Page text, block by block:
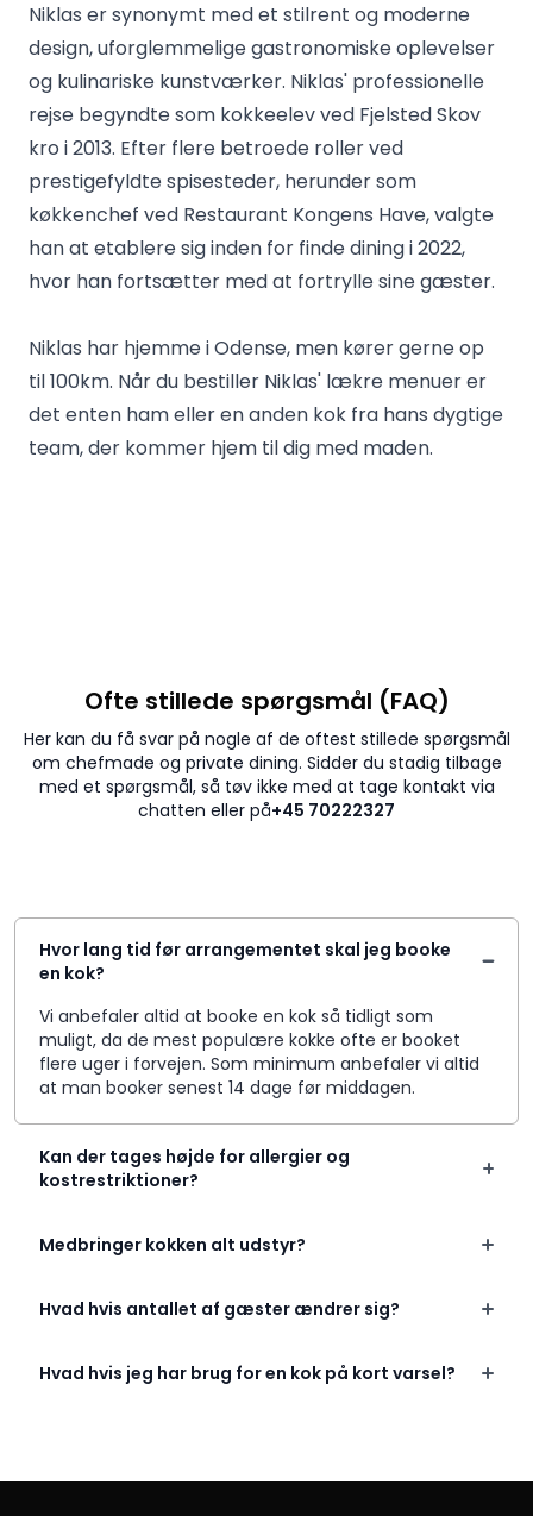
Niklas er synonymt med et stilrent og moderne
design, uforglemmelige gastronomiske oplevelser
og kulinariske kunstværker. Niklas' professionelle
rejse begyndte som kokkeelev ved Fjelsted Skov
kro i 2013. Efter flere betroede roller ved
prestigefyldte spisesteder, herunder som
køkkenchef ved Restaurant Kongens Have, valgte
han at etablere sig inden for finde dining i 2022,
hvor han fortsætter med at fortrylle sine gæster.
Niklas har hjemme i Odense, men kører gerne op
til 100km. Når du bestiller Niklas' lækre menuer er
det enten ham eller en anden kok fra hans dygtige
team, der kommer hjem til dig med maden.
Ofte stillede spørgsmål (FAQ)
Her kan du få svar på nogle af de oftest stillede spørgsmål
om chefmade og private dining. Sidder du stadig tilbage
med et spørgsmål, så tøv ikke med at tage kontakt via
chatten eller på+45 70222327
Hvor lang tid før arrangementet skal jeg booke
en kok?
Vi anbefaler altid at booke en kok så tidligt som
muligt, da de mest populære kokke ofte er booket
flere uger i forvejen. Som minimum anbefaler vi altid
at man booker senest 14 dage før middagen.
Kan der tages højde for allergier og
kostrestriktioner?
Medbringer kokken alt udstyr?
Hvad hvis antallet af gæster ændrer sig?
Hvad hvis jeg har brug for en kok på kort varsel?